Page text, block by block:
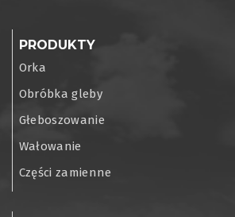
PRODUKTY
Orka
Obróbka gleby
Głeboszowanie
Wałowanie
Części zamienne